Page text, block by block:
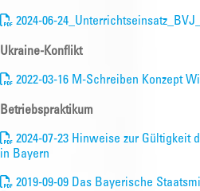
2024-06-
Ukraine-Konflikt
2022-03-16 M-Schreiben Konzept
Betriebspraktikum
2024-07-23 Hinweise zur
in Bayern
2019-09-09 Das Bayerische